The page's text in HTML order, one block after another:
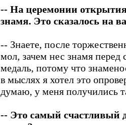
-- На церемонии
знамя. Это сказалось на
-- Знаете, после
мол, зачем нес знамя перед
медаль, потому что
в мыслях я хотел это
думаю, у меня получились
-- Это самый счастливый